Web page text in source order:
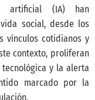
artificial (IA) han
social, desde los
vínculos cotidianos y
contexto, proliferan
y la alerta
marcado por la